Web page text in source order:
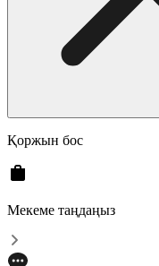
Қоржын бос
Мекеме таңдаңыз